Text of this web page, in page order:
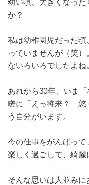
性と愛
ゲーム
幼い頃、大きくなった
か？
私は幼稚園児だった
っていませんが（笑
ないろいろでしたよね
あれから30年、いま
嗟に「えっ将来？ 悠
う自分がいます。
今の仕事をがんばって
楽しく過ごして、綺麗
そんな思いは人並み